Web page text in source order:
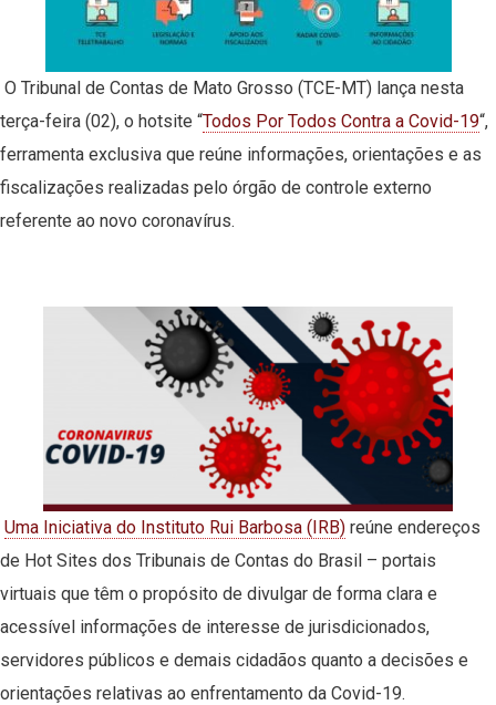
O Tribunal de Contas de Mato Grosso (TCE-MT) lança nesta
terça-feira (02), o hotsite “Todos Por Todos Contra a Covid-19“,
ferramenta exclusiva que reúne informações, orientações e as
fiscalizações realizadas pelo órgão de controle externo
referente ao novo coronavírus.
Uma Iniciativa do Instituto Rui Barbosa (IRB) reúne endereços
de Hot Sites dos Tribunais de Contas do Brasil – portais
virtuais que têm o propósito de divulgar de forma clara e
acessível informações de interesse de jurisdicionados,
servidores públicos e demais cidadãos quanto a decisões e
orientações relativas ao enfrentamento da Covid-19.